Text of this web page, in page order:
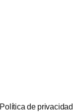
Política de privacidad